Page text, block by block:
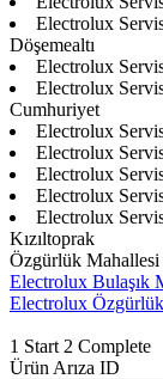
Electrolux
Döşemealtı
Electrolux
Electrolux
Cumhuriyet
Electrolux
Electrolux
Electrolux
Electrolux
Electrolux
Kızıltoprak
Özgürlük Mahallesi
Electrolux Bulaşık
Electrolux
1 Start 2 Complete
Ürün Arıza ID